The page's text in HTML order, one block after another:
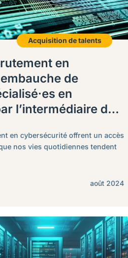
Acquisition de talents
en
de
en
l’intermédiaire de
en cybersécurité offrent un accès
nos vies quotidiennes tendent
août 2024